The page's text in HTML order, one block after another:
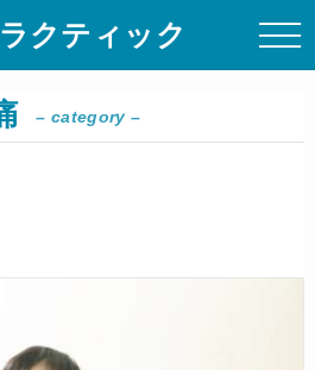
クティック
– category –